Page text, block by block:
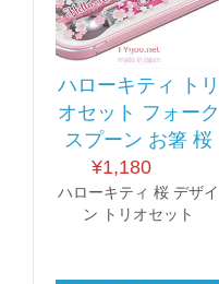
ハローキティ トリ
オセット フォーク
スプーン お箸 桜
¥1,180
ハローキティ 桜 デザイ
ン トリオセット